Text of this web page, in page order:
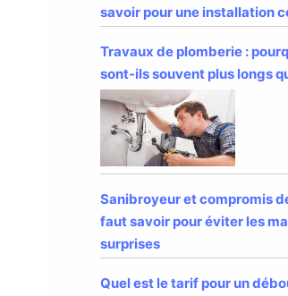
savoir pour une installation
Travaux de plomberie :
sont-ils souvent plus longs
Sanibroyeur et compromis
faut savoir pour éviter les
surprises
Quel est le tarif pour un